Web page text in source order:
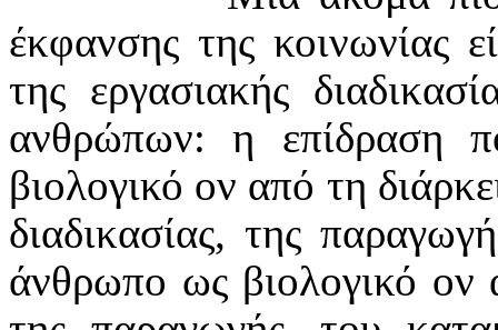
έκφανσης της κοινωνίας
της εργασιακής
ανθρώπων: η επίδραση
βιολογικό ον από τη
διαδικασίας, της
άνθρωπο ως βιολογικό ον